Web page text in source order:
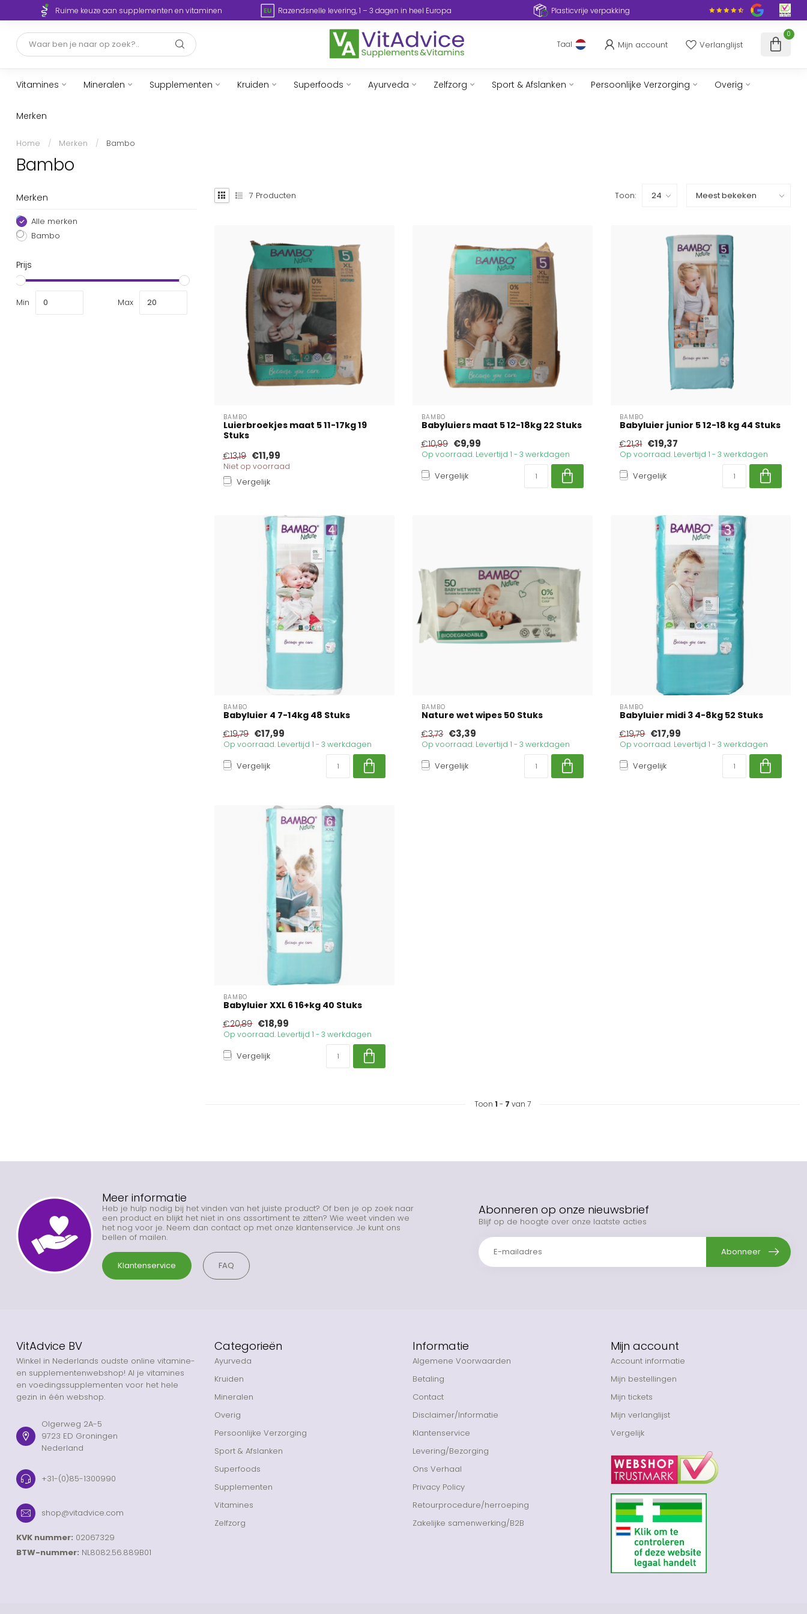
Ruime keuze aan supplementen en vitaminen Razendsnelle levering, 1 – 3 dagen in heel Europa Plasticvrije verpakking
Taal Mijn account Verlanglijst
0
Vitamines Mineralen Supplementen Kruiden Superfoods Ayurveda Zelfzorg Sport & Afslanken Persoonlijke Verzorging Overig
Merken
Home / Merken / Bambo
Bambo
Merken
Alle merken
Bambo
Prijs
Min Max
7 Producten Toon:
BAMBO
Luierbroekjes maat 5 11-17kg 19
Stuks
€13,19 €11,99
Niet op voorraad
Vergelijk
BAMBO
Babyluiers maat 5 12-18kg 22 Stuks
€10,99 €9,99
Op voorraad. Levertijd 1 - 3 werkdagen
Vergelijk
BAMBO
Babyluier junior 5 12-18 kg 44 Stuks
€21,31 €19,37
Op voorraad. Levertijd 1 - 3 werkdagen
Vergelijk
BAMBO
Babyluier 4 7-14kg 48 Stuks
€19,79 €17,99
Op voorraad. Levertijd 1 - 3 werkdagen
Vergelijk
BAMBO
Nature wet wipes 50 Stuks
€3,73 €3,39
Op voorraad. Levertijd 1 - 3 werkdagen
Vergelijk
BAMBO
Babyluier midi 3 4-8kg 52 Stuks
€19,79 €17,99
Op voorraad. Levertijd 1 - 3 werkdagen
Vergelijk
BAMBO
Babyluier XXL 6 16+kg 40 Stuks
€20,89 €18,99
Op voorraad. Levertijd 1 - 3 werkdagen
Vergelijk
Toon 1 - 7 van 7
Meer informatie
Heb je hulp nodig bij het vinden van het juiste product? Of ben je op zoek naar
een product en blijkt het niet in ons assortiment te zitten? Wie weet vinden we
het nog voor je. Neem dan contact op met onze klantenservice. Je kunt ons
bellen of mailen.
Klantenservice FAQ
Abonneren op onze nieuwsbrief
Blijf op de hoogte over onze laatste acties
Abonneer
VitAdvice BV
Winkel in Nederlands oudste online vitamine-
en supplementenwebshop! Al je vitamines
en voedingssupplementen voor het hele
gezin in één webshop.
Olgerweg 2A-5
9723 ED Groningen
Nederland
+31-(0)85-1300990
shop@vitadvice.com
KVK nummer: 02067329
BTW-nummer: NL8082.56.889B01
Categorieën
Ayurveda
Kruiden
Mineralen
Overig
Persoonlijke Verzorging
Sport & Afslanken
Superfoods
Supplementen
Vitamines
Zelfzorg
Informatie
Algemene Voorwaarden
Betaling
Contact
Disclaimer/Informatie
Klantenservice
Levering/Bezorging
Ons Verhaal
Privacy Policy
Retourprocedure/herroeping
Zakelijke samenwerking/B2B
Mijn account
Account informatie
Mijn bestellingen
Mijn tickets
Mijn verlanglijst
Vergelijk